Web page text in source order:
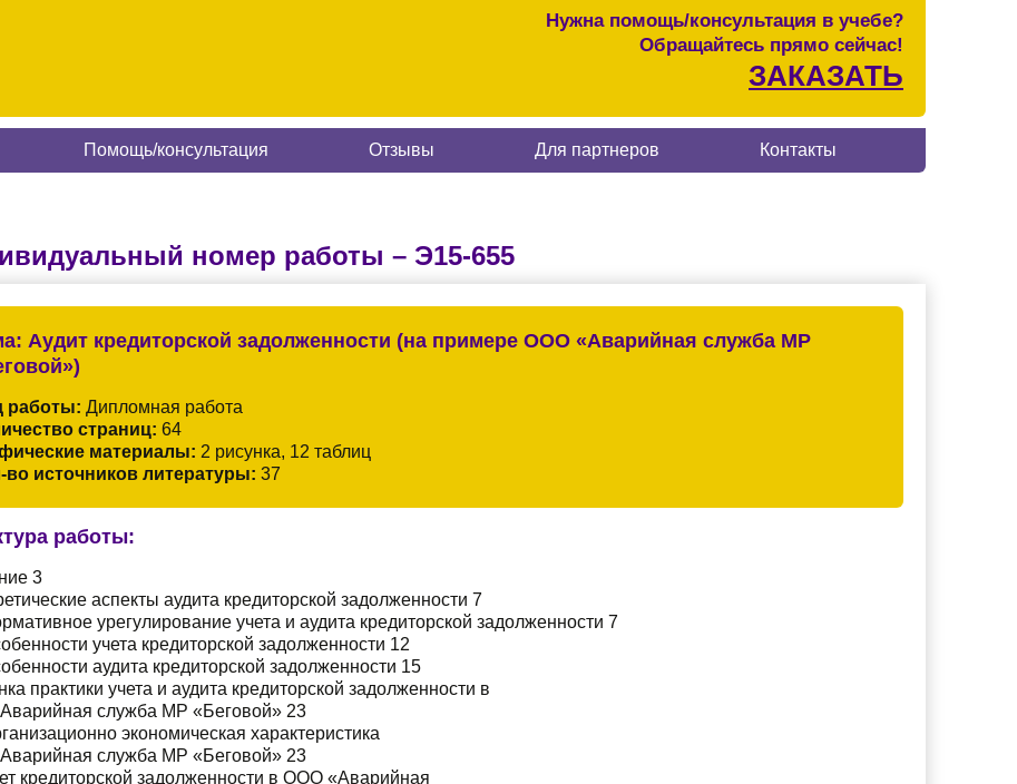
Нужна помощь/консультация в учебе?
Обращайтесь прямо сейчас!
ЗАКАЗАТЬ
Помощь/консультация Отзывы Для партнеров Контакты
номер работы – Э15-655
Аудит кредиторской задолженности (на примере ООО «Аварийная служба МР
работы: Дипломная работа
страниц: 64
материалы: 2 рисунка, 12 таблиц
во источников литературы: 37
работы:
3
аспекты аудита кредиторской задолженности 7
урегулирование учета и аудита кредиторской задолженности 7
учета кредиторской задолженности 12
аудита кредиторской задолженности 15
практики учета и аудита кредиторской задолженности в
служба МР «Беговой» 23
экономическая характеристика
служба МР «Беговой» 23
кредиторской задолженности в ООО «Аварийная